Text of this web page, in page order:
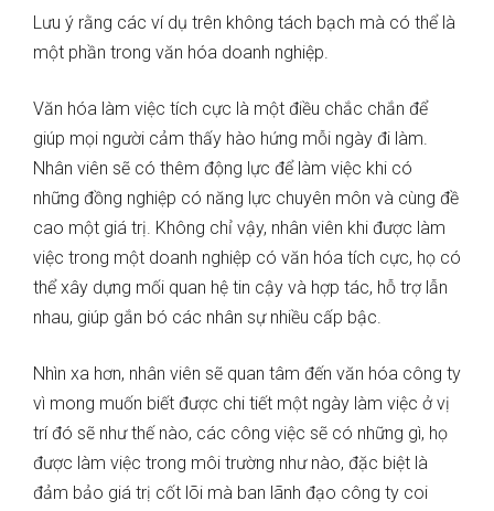
Lưu ý rằng các ví dụ trên không tách bạch mà có thể là
một phần trong văn hóa doanh nghiệp.
Văn hóa làm việc tích cực là một điều chắc chắn để
giúp mọi người cảm thấy hào hứng mỗi ngày đi làm.
Nhân viên sẽ có thêm động lực để làm việc khi có
những đồng nghiệp có năng lực chuyên môn và cùng đề
cao một giá trị. Không chỉ vậy, nhân viên khi được làm
việc trong một doanh nghiệp có văn hóa tích cực, họ có
thể xây dựng mối quan hệ tin cậy và hợp tác, hỗ trợ lẫn
nhau, giúp gắn bó các nhân sự nhiều cấp bậc.
Nhìn xa hơn, nhân viên sẽ quan tâm đến văn hóa công ty
vì mong muốn biết được chi tiết một ngày làm việc ở vị
trí đó sẽ như thế nào, các công việc sẽ có những gì, họ
được làm việc trong môi trường như nào, đặc biệt là
đảm bảo giá trị cốt lõi mà ban lãnh đạo công ty coi